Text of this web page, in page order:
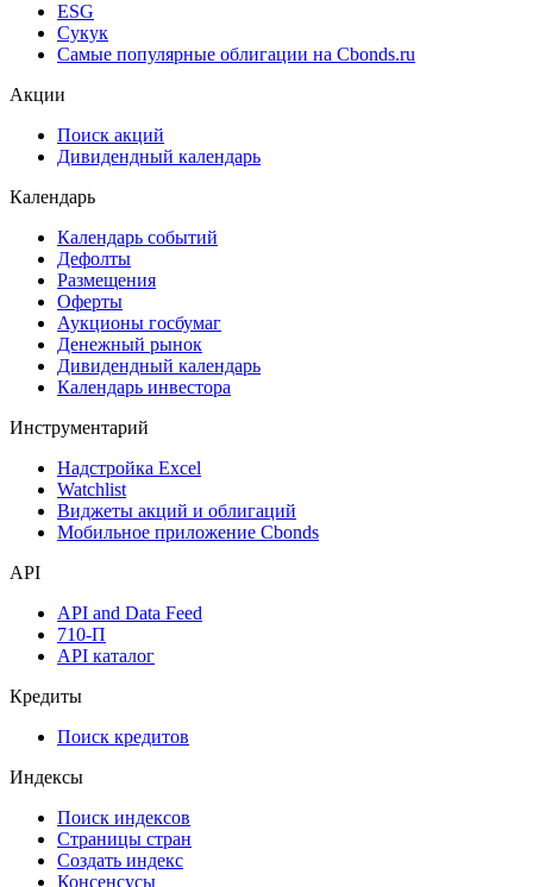
Cbonds Awards
Cbonds Pages
Ломбардные списки
ESG
Самые популярные облигации на Cbonds.ru
Дивидендный календарь
Календарь
Календарь событий
Дефолты
Размещения
Оферты
Аукционы госбумаг
Денежный рынок
Календарь инвестора
Инструментарий
Надстройка Excel
Мобильное приложение Cbonds
API
API and Data Feed
API каталог
Кредиты
Поиск кредитов
Индексы